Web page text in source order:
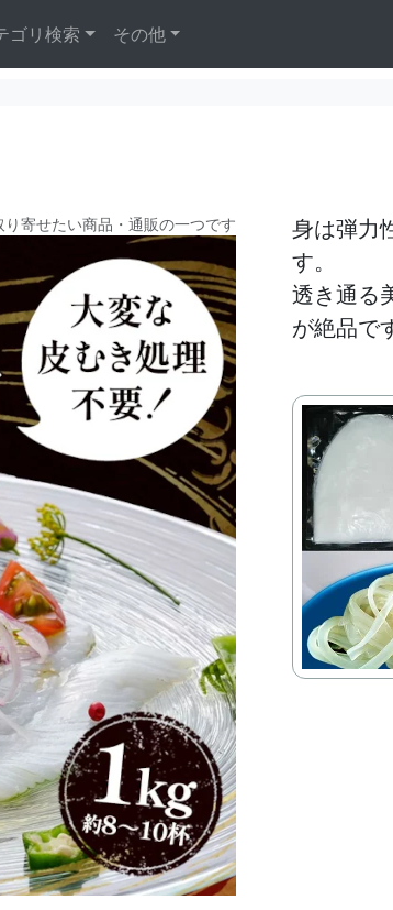
ゴリ検索 その他
寄せたい商品・通販の一つです
身は弾力
す。
透き通る
が絶品で